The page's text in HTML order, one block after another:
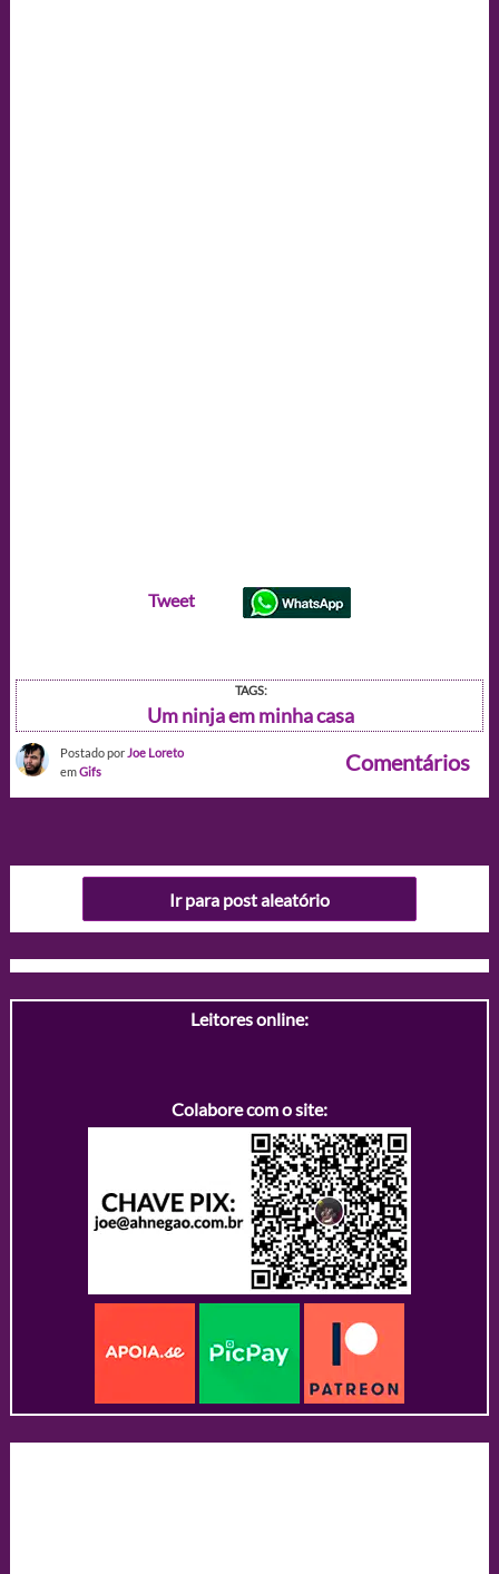
Tweet
TAGS:
Um ninja em minha casa
Postado por Joe Loreto
emGifs Comentários
Ir para post aleatório
Leitores online:
Colabore com o site: